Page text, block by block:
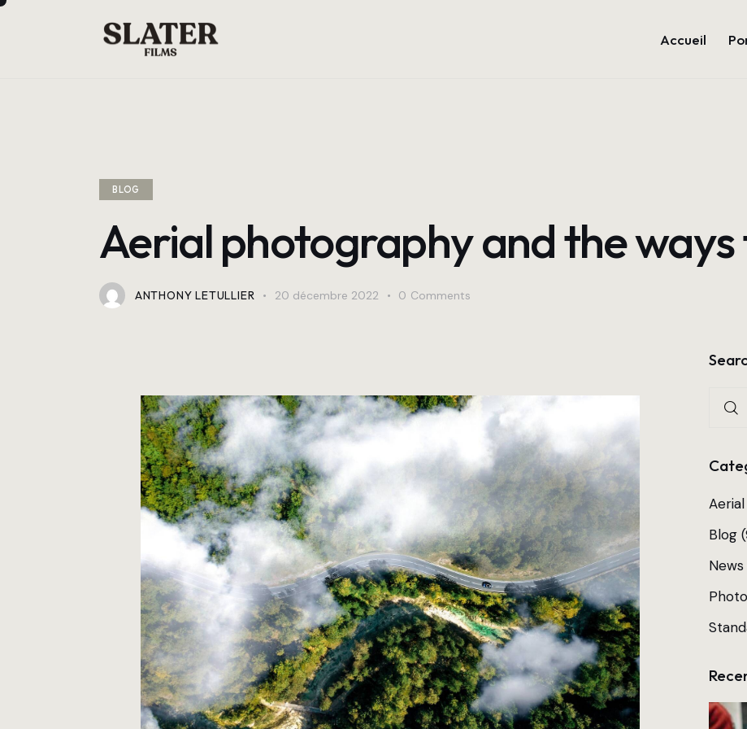
Accueil
BLOG
Aerial photography and the
ANTHONY LETULLIER 20 décembre 2022 0 Comments
Aerial
Blog
News
Photo